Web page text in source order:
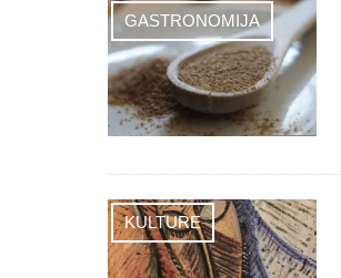
GASTRONOMIJA
KULTURE